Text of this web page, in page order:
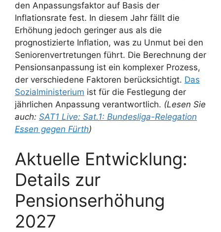
den Anpassungsfaktor auf Basis der
Inflationsrate fest. In diesem Jahr fällt die
Erhöhung jedoch geringer aus als die
prognostizierte Inflation, was zu Unmut bei den
Seniorenvertretungen führt. Die Berechnung der
Pensionsanpassung ist ein komplexer Prozess,
der verschiedene Faktoren berücksichtigt. Das
Sozialministerium ist für die Festlegung der
jährlichen Anpassung verantwortlich. (Lesen Sie
auch: SAT1 Live: Sat.1: Bundesliga-Relegation
Essen gegen Fürth)
Aktuelle Entwicklung:
Details zur
Pensionserhöhung
2027